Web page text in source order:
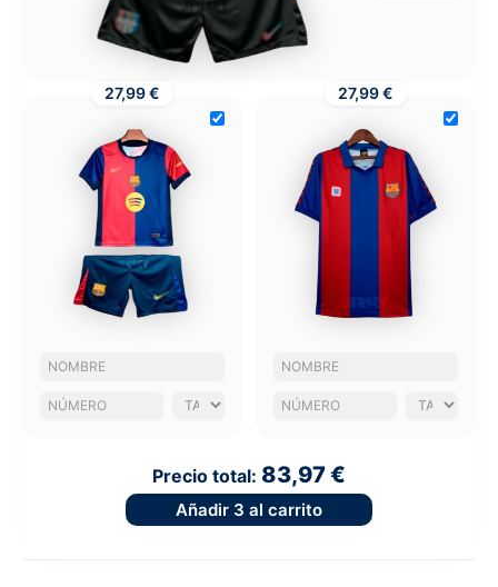
27,99 € 27,99 €
Precio total: 83,97 €
Añadir 3 al carrito